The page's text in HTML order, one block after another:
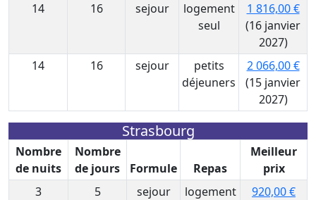
14
16 sejour
logement
seul
1 816,00 €
(16 janvier
2027)
14
16 sejour
petits
déjeuners
2 066,00 €
(15 janvier
2027)
Strasbourg
Nombre
de nuits
Nombre
de jours
Formule Repas
Meilleur
prix
3
5 sejour
logement
920,00 €